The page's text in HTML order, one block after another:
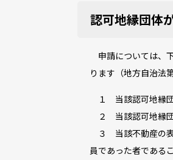
認可地縁団体
申請については、
ります（地方自治法
１ 当該認可地縁団
２ 当該認可地縁団
３ 当該不動産の表
員であった者であるこ